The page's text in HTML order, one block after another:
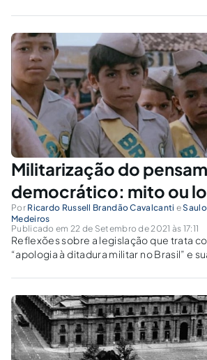
Militarização do
democrático: mito ou
Por Ricardo Russell Brandão Cavalcanti e
Medeiros
Publicado em 22 de Setembro de 2021 às 17:11
Reflexões sobre a legislação que trata
“apologia à ditadura militar no Brasil” e